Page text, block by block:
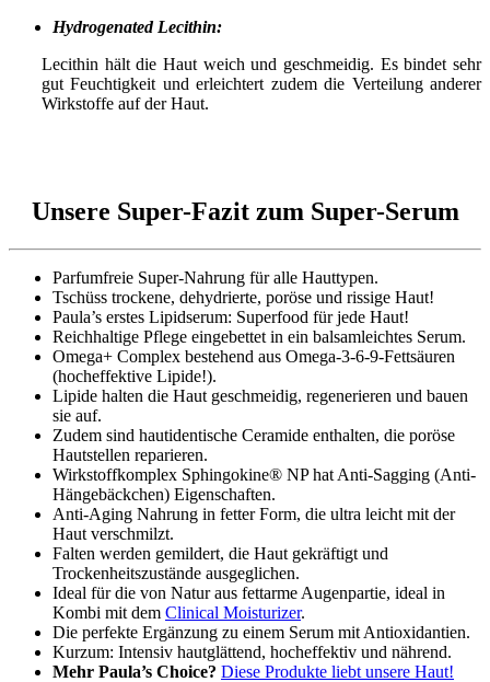
Hydrogenated Lecithin:
Lecithin hält die Haut weich und geschmeidig. Es bindet sehr
gut Feuchtigkeit und erleichtert zudem die Verteilung anderer
Wirkstoffe auf der Haut.
Unsere Super-Fazit zum Super-Serum
Parfumfreie Super-Nahrung für alle Hauttypen.
Tschüss trockene, dehydrierte, poröse und rissige Haut!
Paula’s erstes Lipidserum: Superfood für jede Haut!
Reichhaltige Pflege eingebettet in ein balsamleichtes Serum.
Omega+ Complex bestehend aus Omega-3-6-9-Fettsäuren
(hocheffektive Lipide!).
Lipide halten die Haut geschmeidig, regenerieren und bauen
sie auf.
Zudem sind hautidentische Ceramide enthalten, die poröse
Hautstellen reparieren.
Wirkstoffkomplex Sphingokine® NP hat Anti-Sagging (Anti-
Hängebäckchen) Eigenschaften.
Anti-Aging Nahrung in fetter Form, die ultra leicht mit der
Haut verschmilzt.
Falten werden gemildert, die Haut gekräftigt und
Trockenheitszustände ausgeglichen.
Ideal für die von Natur aus fettarme Augenpartie, ideal in
Kombi mit dem Clinical Moisturizer.
Die perfekte Ergänzung zu einem Serum mit Antioxidantien.
Kurzum: Intensiv hautglättend, hocheffektiv und nährend.
Mehr Paula’s Choice? Diese Produkte liebt unsere Haut!